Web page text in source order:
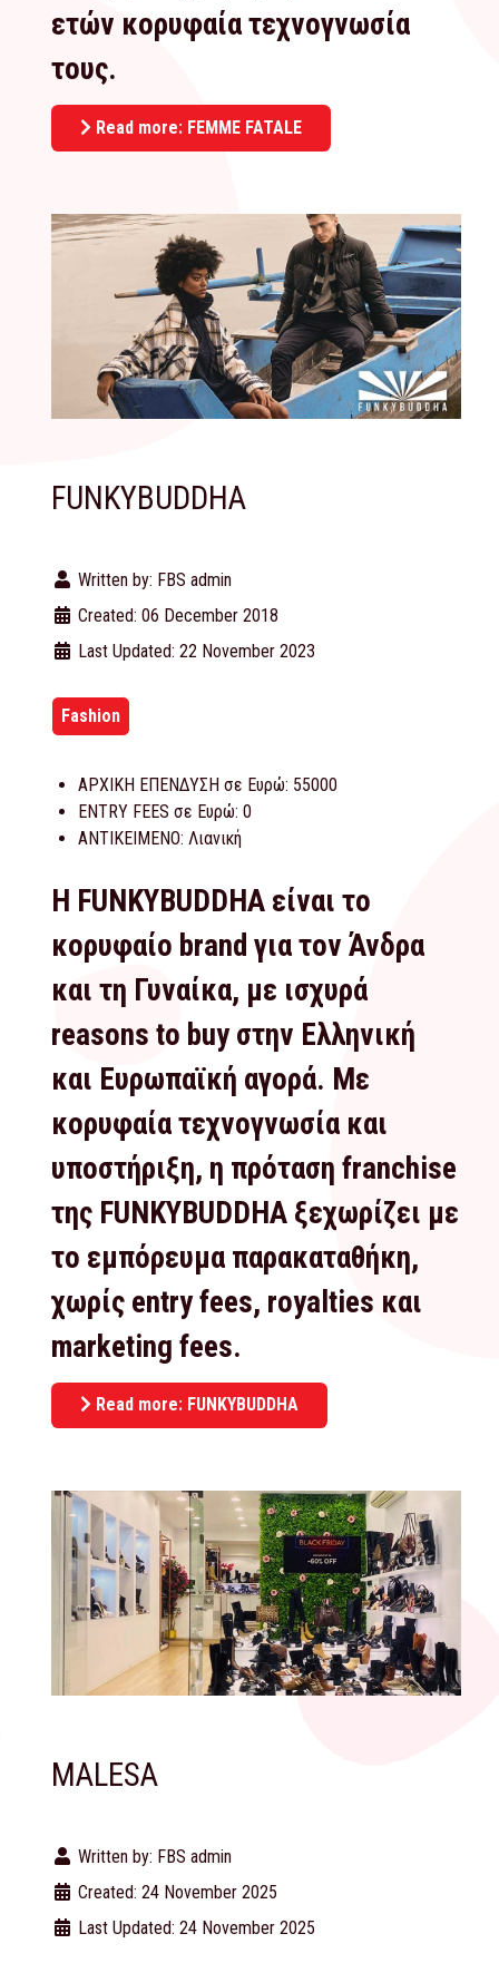
ετών κορυφαία τεχνογνωσία
τους.
Read more: FEMME FATALE
FUNKYBUDDHA
Written by: FBS admin
Created: 06 December 2018
Last Updated: 22 November 2023
Fashion
ΑΡΧΙΚΗ ΕΠΕΝΔΥΣΗ σε Ευρώ: 55000
ENTRY FEES σε Ευρώ: 0
ΑΝΤΙΚΕΙΜΕΝΟ: Λιανική
Η FUNKYBUDDHA είναι το
κορυφαίο brand για τον Άνδρα
και τη Γυναίκα, με ισχυρά
reasons to buy στην Ελληνική
και Ευρωπαϊκή αγορά. Με
κορυφαία τεχνογνωσία και
υποστήριξη, η πρόταση franchise
της FUNKYBUDDHA ξεχωρίζει με
το εμπόρευμα παρακαταθήκη,
χωρίς entry fees, royalties και
marketing fees.
Read more: FUNKYBUDDHA
MALESA
Written by: FBS admin
Created: 24 November 2025
Last Updated: 24 November 2025